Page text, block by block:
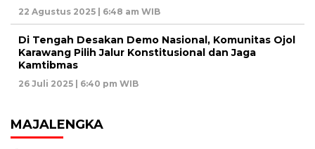
22 Agustus 2025 | 6:48 am WIB
Di Tengah Desakan Demo Nasional, Komunitas Ojol
Karawang Pilih Jalur Konstitusional dan Jaga
Kamtibmas
26 Juli 2025 | 6:40 pm WIB
MAJALENGKA